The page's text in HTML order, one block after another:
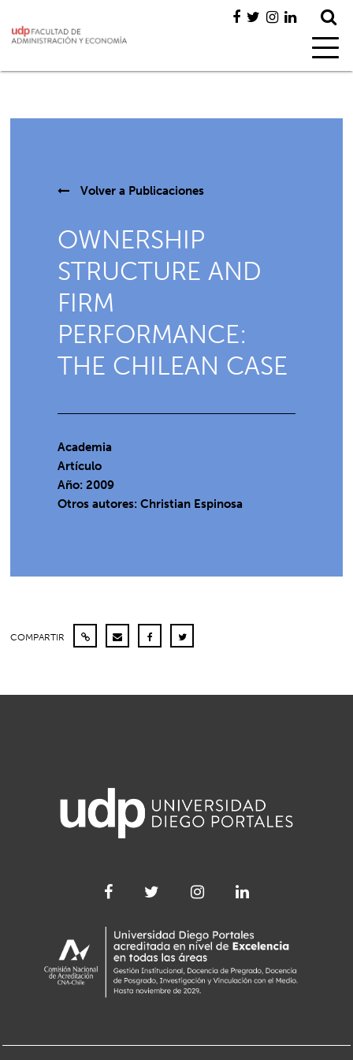
Volver a Publicaciones
OWNERSHIP
STRUCTURE AND
FIRM
PERFORMANCE:
THE CHILEAN CASE
Academia
Artículo
Año: 2009
Otros autores: Christian Espinosa
COMPARTIR